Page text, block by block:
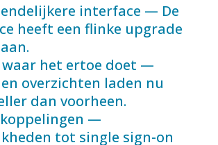
interface — De
heeft een flinke upgrade
waar het ertoe doet —
overzichten laden nu
dan voorheen.
—
tot single sign-on